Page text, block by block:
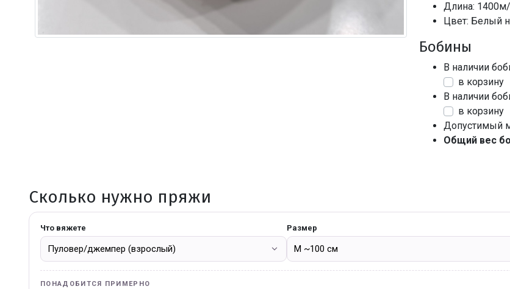
Длина:
Цвет: Белый
Бобины
В наличии
в корзину
В наличии
в корзину
Допустимый
Общий вес
Сколько нужно пряжи
Что вяжете Размер
ПОНАДОБИТСЯ ПРИМЕРНО